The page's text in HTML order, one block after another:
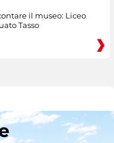
il museo: Liceo
Tasso